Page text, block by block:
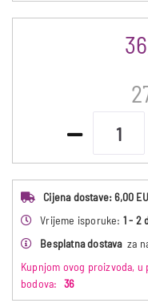
Cijena dostave:6,00
Vrijeme isporuke: 1 - 2
Besplatna dostavaza
Kupnjom ovog proizvoda,
bodova: 36